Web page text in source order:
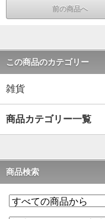
前の商品へ
この商品のカテゴリー
雑貨
商品カテゴリー一覧
商品検索